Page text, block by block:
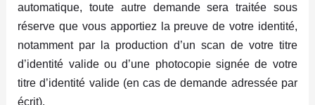
automatique, toute autre demande sera traitée sous
réserve que vous apportiez la preuve de votre identité,
notamment par la production d’un scan de votre titre
d’identité valide ou d’une photocopie signée de votre
titre d’identité valide (en cas de demande adressée par
écrit).